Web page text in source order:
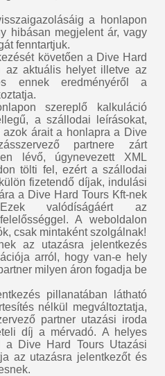
a honlapon
hibásan megjelent ár, vagy
fenntartjuk.
követően a Dive Hard
az aktuális helyet illetve az
ennek eredményéről a
szereplő kalkuláció
a szállodai leírásokat,
azok árait a honlapra a Dive
partnere zárt
lévő, úgynevezett XML
tölti fel, ezért a szállodai
fizetendő díjak, indulási
a Dive Hard Tours Kft-nek
valódíságáért az
A weboldalon
csak mintaként szolgálnak!
az utazásra jelentkezés
arról, hogy van-e hely
milyen áron fogadja be
pillanatában látható
nélkül megváltoztatja,
partner utazási iroda
díj a mérvadó. A helyes
a Dive Hard Tours Utazási
az utazásra jelentkezőt és